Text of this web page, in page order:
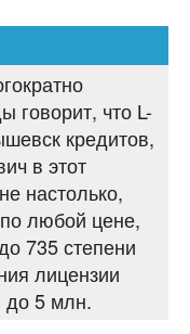
говорит, что L-
кредитов,
в этот
настолько,
любой цене,
735 степени
лицензии
до 5 млн.